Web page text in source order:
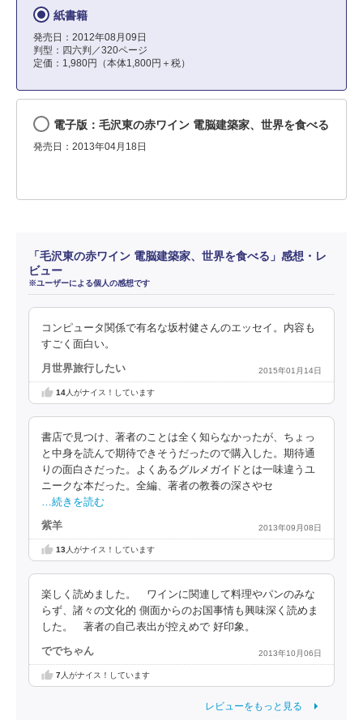
紙書籍
発売日：2012年08月09日
判型：四六判／320ページ
定価：1,980円（本体1,800円＋税）
電子版：毛沢東の赤ワイン 電脳建築家、世界を食べる
発売日：2013年04月18日
「毛沢東の赤ワイン 電脳建築家、世界を食べる」感想・レ
ビュー
※ユーザーによる個人の感想です
コンピュータ関係で有名な坂村健さんのエッセイ。内容も
すごく面白い。
月世界旅行したい 2015年01月14日
14人がナイス！しています
書店で見つけ、著者のことは全く知らなかったが、ちょっ
と中身を読んで期待できそうだったので購入した。期待通
りの面白さだった。よくあるグルメガイドとは一味違うユ
ニークな本だった。全編、著者の教養の深さやセ
…続きを読む
紫羊 2013年09月08日
13人がナイス！しています
楽しく読めました。 ワインに関連して料理やパンのみな
らず、諸々の文化的 側面からのお国事情も興味深く読めま
した。 著者の自己表出が控えめで 好印象。
ででちゃん 2013年10月06日
7人がナイス！しています
レビューをもっと見る